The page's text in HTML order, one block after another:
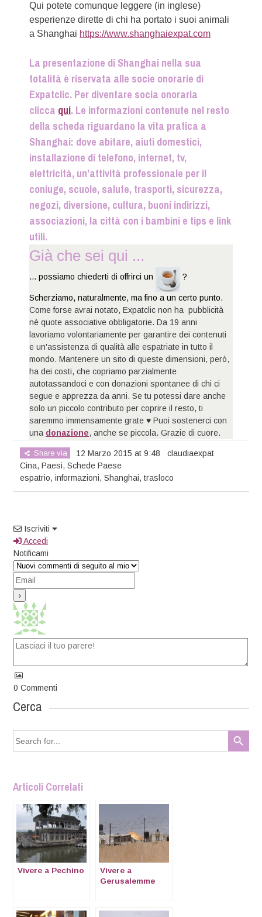
Qui potete comunque leggere (in inglese)
esperienze dirette di chi ha portato i suoi animali
a Shanghai https://www.shanghaiexpat.com
La presentazione di Shanghai nella sua
totalità è riservata alle socie onorarie di
Expatclic. Per diventare socia onoraria
clicca qui. Le informazioni contenute nel resto
della scheda riguardano la vita pratica a
Shanghai: dove abitare, aiuti domestici,
installazione di telefono, internet, tv,
elettricità, un’attività professionale per il
coniuge, scuole, salute, trasporti, sicurezza,
negozi, diversione, cultura, buoni indirizzi,
associazioni, la città con i bambini e tips e link
utili.
Già che sei qui ...
... possiamo chiederti di offrirci un ?
Scherziamo, naturalmente, ma fino a un certo punto.
Come forse avrai notato, Expatclic non ha pubblicità
nè quote associative obbligatorie. Da 19 anni
lavoriamo volontariamente per garantire dei contenuti
e un'assistenza di qualità alle espatriate in tutto il
mondo. Mantenere un sito di queste dimensioni, però,
ha dei costi, che copriamo parzialmente
autotassandoci e con donazioni spontanee di chi ci
segue e apprezza da anni. Se tu potessi dare anche
solo un piccolo contributo per coprire il resto, ti
saremmo immensamente grate ♥ Puoi sostenerci con
una donazione, anche se piccola. Grazie di cuore.
Share via
12 Marzo 2015 at 9:48
Cina,Paesi,Schede Paese
espatrio,informazioni,Shanghai,trasloco
claudiaexpat
Iscriviti
Accedi
Notificami
0 Commenti
Cerca
Search
for:
Search Button
Articoli Correlati
Vivere a Pechino
Vivere a
Gerusalemme